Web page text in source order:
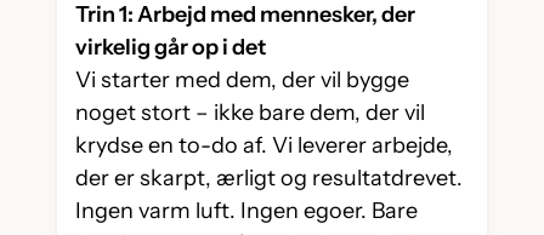
Trin 1: Arbejd med mennesker, der
virkelig går op i det
Vi starter med dem, der vil bygge
noget stort – ikke bare dem, der vil
krydse en to-do af. Vi leverer arbejde,
der er skarpt, ærligt og resultatdrevet.
Ingen varm luft. Ingen egoer. Bare